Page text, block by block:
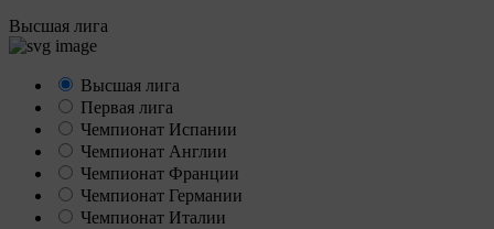
Высшая лига
Высшая лига
Первая лига
Чемпионат Испании
Чемпионат Англии
Чемпионат Франции
Чемпионат Германии
Чемпионат Италии